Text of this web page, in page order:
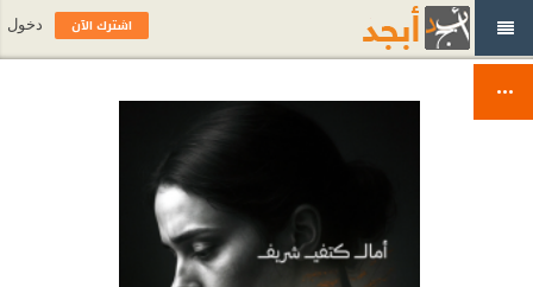
اشترك الآن دخول